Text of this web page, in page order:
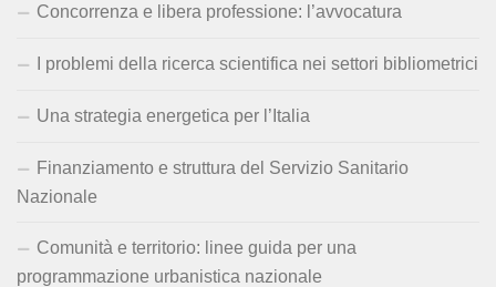
Concorrenza e libera professione: l’avvocatura
I problemi della ricerca scientifica nei settori bibliometrici
Una strategia energetica per l’Italia
Finanziamento e struttura del Servizio Sanitario
Nazionale
Comunità e territorio: linee guida per una
programmazione urbanistica nazionale